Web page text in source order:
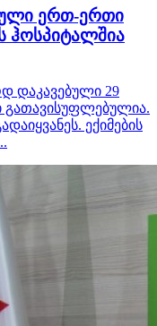
ერთ-ერთი
ჰოსპიტალშია
დაკავებული 29
ექიმების